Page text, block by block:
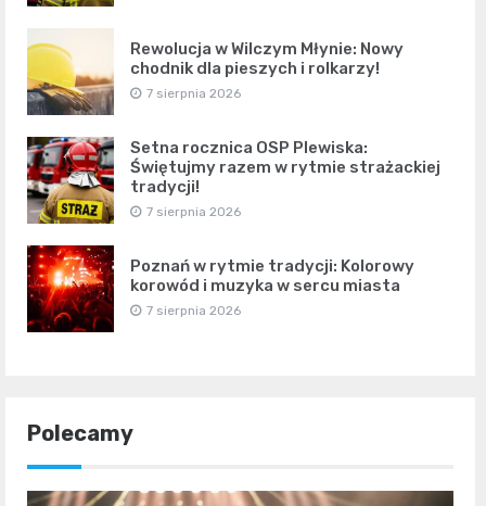
Rewolucja w Wilczym Młynie: Nowy
chodnik dla pieszych i rolkarzy!
7 sierpnia 2026
Setna rocznica OSP Plewiska:
Świętujmy razem w rytmie strażackiej
tradycji!
7 sierpnia 2026
Poznań w rytmie tradycji: Kolorowy
korowód i muzyka w sercu miasta
7 sierpnia 2026
Polecamy